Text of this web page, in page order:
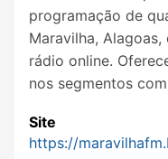
programação de
Maravilha,
rádio online.
nos segmentos
Site
https://